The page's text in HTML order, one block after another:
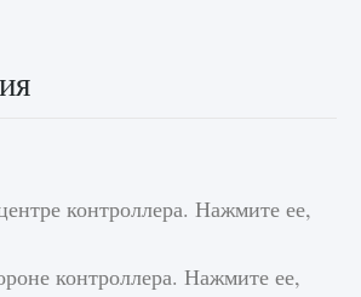
контроллера. Нажмите ее,
контроллера. Нажмите ее,